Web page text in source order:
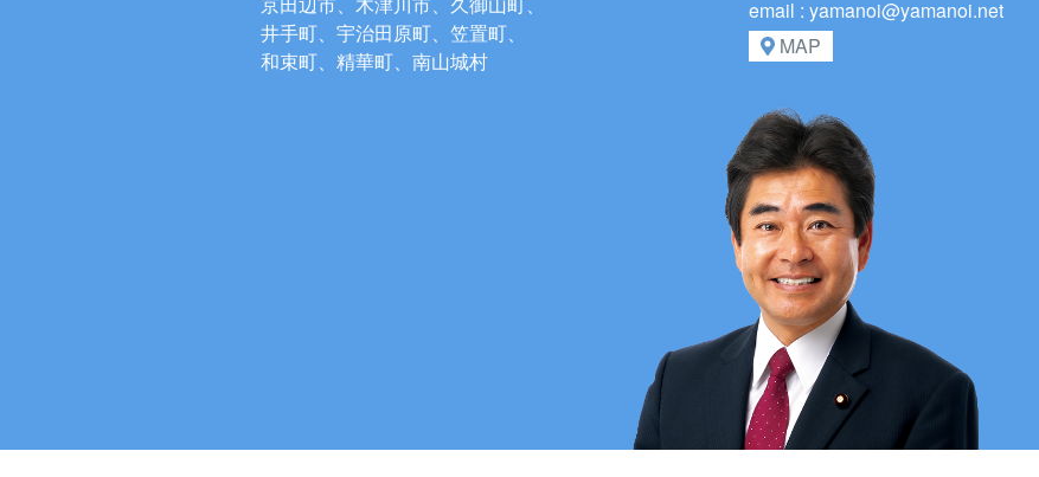
井手町、宇治田原町、笠置町、
和束町、精華町、南山城村
email : yamanoi@yamanoi.net
MAP